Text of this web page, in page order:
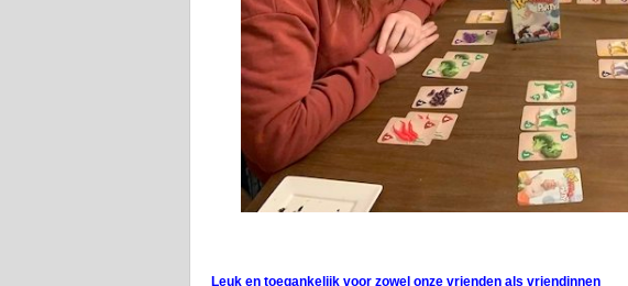
Leuk en toegankelijk voor zowel onze vrienden als vriendinnen